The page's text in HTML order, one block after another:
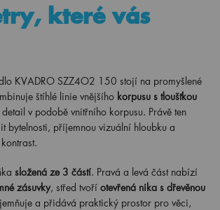
které vás
KVADRO SZZ4O2 150 stojí na promyšlené
štíhlé linie vnějšího korpusu s tloušťkou
v podobě vnitřního korpusu. Právě ten
bytelnosti, příjemnou vizuální hloubku a
složená ze 3 částí. Pravá a levá část nabízí
zásuvky, střed tvoří otevřená nika s dřevěnou
a přidává praktický prostor pro věci,